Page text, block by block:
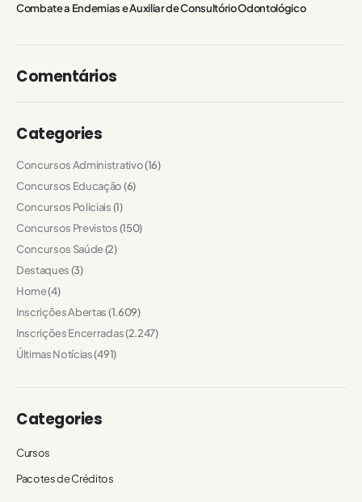
Combate a Endemias e Auxiliar de Consultório Odontológico
Comentários
Categories
Concursos Administrativo(16)
Concursos Educação(6)
Concursos Policiais(1)
Concursos Previstos(150)
Concursos Saúde(2)
Destaques(3)
Home(4)
Inscrições Abertas(1.609)
Inscrições Encerradas(2.247)
Últimas Notícias(491)
Categories
Cursos
Pacotes de Créditos